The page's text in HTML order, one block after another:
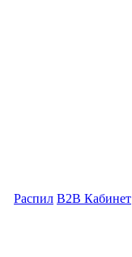
Распил B2B Кабинет